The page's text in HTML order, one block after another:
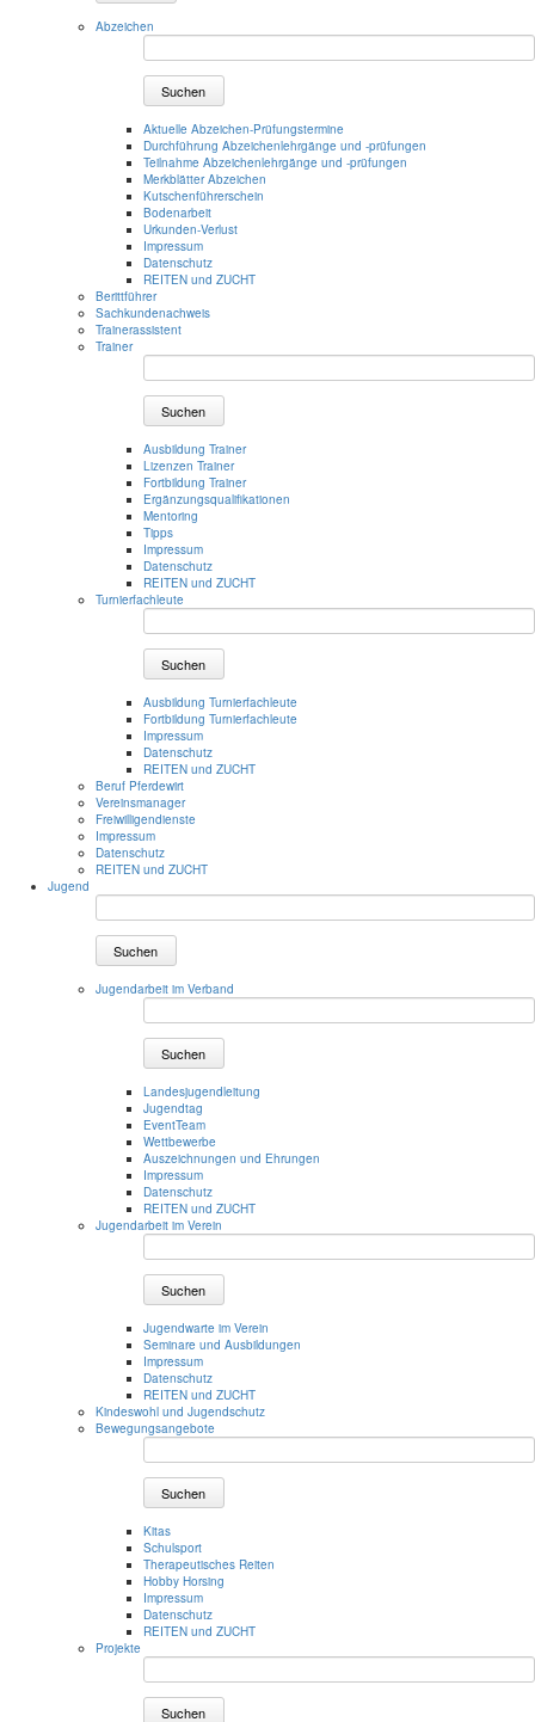
Abzeichen
Suchen
Aktuelle Abzeichen-Prüfungstermine
Durchführung Abzeichenlehrgänge und -prüfungen
Teilnahme Abzeichenlehrgänge und -prüfungen
Merkblätter Abzeichen
Kutschenführerschein
Bodenarbeit
Urkunden-Verlust
Impressum
Datenschutz
REITEN und ZUCHT
Berittführer
Sachkundenachweis
Trainerassistent
Trainer
Suchen
Ausbildung Trainer
Lizenzen Trainer
Fortbildung Trainer
Ergänzungsqualifikationen
Mentoring
Tipps
Impressum
Datenschutz
REITEN und ZUCHT
Turnierfachleute
Suchen
Ausbildung Turnierfachleute
Fortbildung Turnierfachleute
Impressum
Datenschutz
REITEN und ZUCHT
Beruf Pferdewirt
Vereinsmanager
Freiwilligendienste
Impressum
Datenschutz
REITEN und ZUCHT
Jugend
Suchen
Jugendarbeit im Verband
Suchen
Landesjugendleitung
Jugendtag
EventTeam
Wettbewerbe
Auszeichnungen und Ehrungen
Impressum
Datenschutz
REITEN und ZUCHT
Jugendarbeit im Verein
Suchen
Jugendwarte im Verein
Seminare und Ausbildungen
Impressum
Datenschutz
REITEN und ZUCHT
Kindeswohl und Jugendschutz
Bewegungsangebote
Suchen
Kitas
Schulsport
Therapeutisches Reiten
Hobby Horsing
Impressum
Datenschutz
REITEN und ZUCHT
Projekte
Suchen